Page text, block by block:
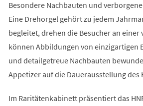
Besondere Nachbauten und
Eine Drehorgel gehört zu jedem
begleitet, drehen die Besucher an
können Abbildungen von einzigartigen
und detailgetreue Nachbauten
Appetizer auf die Dauerausstellung des
Im Raritätenkabinett präsentiert das